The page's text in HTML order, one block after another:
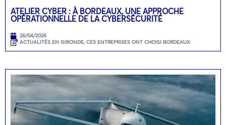
ATELIER CYBER : À BORDEAUX, UNE APPROCHE
OPÉRATIONNELLE DE LA CYBERSÉCURITÉ
28/04/2026
ACTUALITÉS EN GIRONDE, CES ENTREPRISES ONT CHOISI BORDEAUX